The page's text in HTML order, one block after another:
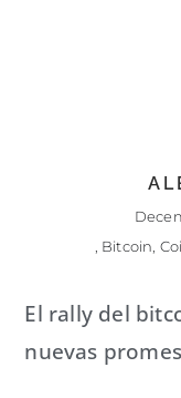
Bitcoin
El rally del
nuevas